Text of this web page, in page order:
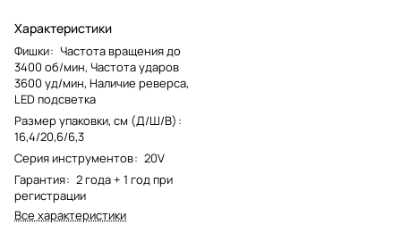
Характеристики
Фишки: Частота вращения до
3400 об/мин, Частота ударов
3600 уд/мин, Наличие реверса,
LED подсветка
Размер упаковки, см (Д/Ш/В) :
16,4/20,6/6,3
Серия инструментов: 20V
Гарантия: 2 года + 1 год при
регистрации
Все характеристики